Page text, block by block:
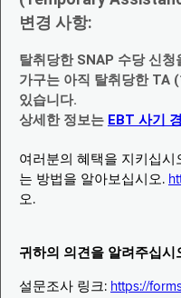
변경 사항:
탈취당한 SNAP 수당 신
가구는 아직 탈취당한 TA
있습니다.
상세한 정보는 EBT 사기
여러분의 혜택을 지키십시
는 방법을 알아보십시오.
오.
귀하의 의견을 알려주십시
설문조사 링크: https://